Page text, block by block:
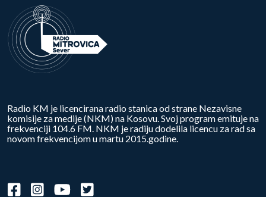
Radio KM je licencirana radio stanica od strane Nezavisne
komisije za medije (NKM) na Kosovu. Svoj program emituje na
frekvenciji 104.6 FM. NKM je radiju dodelila licencu za rad sa
novom frekvencijom u martu 2015.godine.